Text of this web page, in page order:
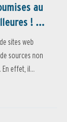
au
! ...
sites web
sources non
effet, il...